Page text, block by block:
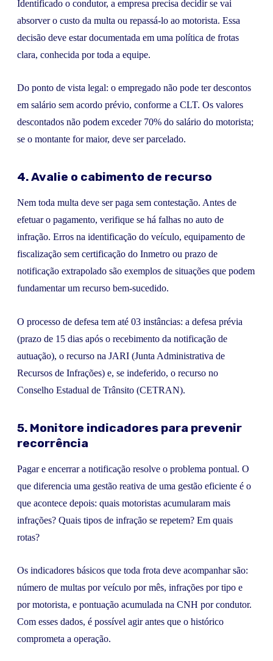
Identificado o condutor, a empresa precisa decidir se vai
absorver o custo da multa ou repassá-lo ao motorista. Essa
decisão deve estar documentada em uma política de frotas
clara, conhecida por toda a equipe.
Do ponto de vista legal: o empregado não pode ter descontos
em salário sem acordo prévio, conforme a CLT. Os valores
descontados não podem exceder 70% do salário do motorista;
se o montante for maior, deve ser parcelado.
4. Avalie o cabimento de recurso
Nem toda multa deve ser paga sem contestação. Antes de
efetuar o pagamento, verifique se há falhas no auto de
infração. Erros na identificação do veículo, equipamento de
fiscalização sem certificação do Inmetro ou prazo de
notificação extrapolado são exemplos de situações que podem
fundamentar um recurso bem-sucedido.
O processo de defesa tem até 03 instâncias: a defesa prévia
(prazo de 15 dias após o recebimento da notificação de
autuação), o recurso na JARI (Junta Administrativa de
Recursos de Infrações) e, se indeferido, o recurso no
Conselho Estadual de Trânsito (CETRAN).
5. Monitore indicadores para prevenir
recorrência
Pagar e encerrar a notificação resolve o problema pontual. O
que diferencia uma gestão reativa de uma gestão eficiente é o
que acontece depois: quais motoristas acumularam mais
infrações? Quais tipos de infração se repetem? Em quais
rotas?
Os indicadores básicos que toda frota deve acompanhar são:
número de multas por veículo por mês, infrações por tipo e
por motorista, e pontuação acumulada na CNH por condutor.
Com esses dados, é possível agir antes que o histórico
comprometa a operação.